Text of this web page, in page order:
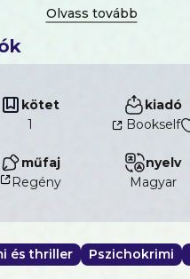
a kezdet volt.
kötet
1
kiadó
Bookself
műfaj
Regény
nyelv
magyar
és thriller Pszichokrimi